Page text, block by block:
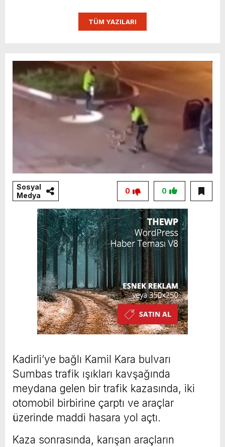
TÜM YAZILARI
Sosyal
Medya
0
0
Kadirli’ye bağlı Kamil Kara bulvarı
Sumbas trafik ışıkları kavşağında
meydana gelen bir trafik kazasında, iki
otomobil birbirine çarptı ve araçlar
üzerinde maddi hasara yol açtı.
Kaza sonrasında, karışan araçların